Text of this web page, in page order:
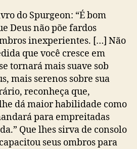
do Spurgeon: “É bom
Deus não põe fardos
inexperientes. […] Não
que você cresce em
tornará mais suave sob
mais serenos sobre sua
reconheça que,
dá maior habilidade como
para empreitadas
Que lhes sirva de consolo
seus ombros para